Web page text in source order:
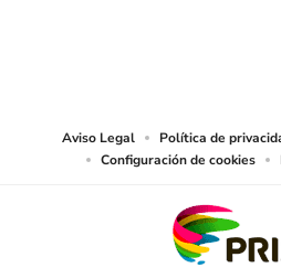
Aviso Legal Política de
Configuración de cookies